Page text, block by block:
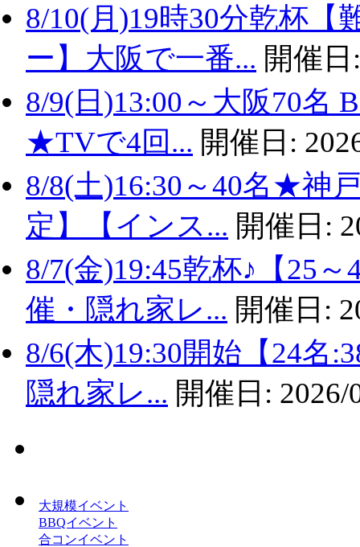
8/10(月)19時30分乾杯【
ー】大阪で一番... 開催
8/9(日)13:00～大阪70名
★TVで4回... 開催日:
8/8(土)16:30～40名★神
定】【インス... 開催日:
8/7(金)19:45乾杯♪【25
催・隠れ家レ... 開催日:
8/6(木)19:30開始【24名
隠れ家レ... 開催日: 2026/
大規模イベント
BBQイベント
合コンイベント